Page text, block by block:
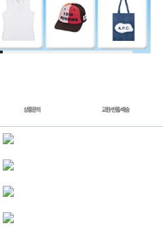
상품문의 교환/반품/배송